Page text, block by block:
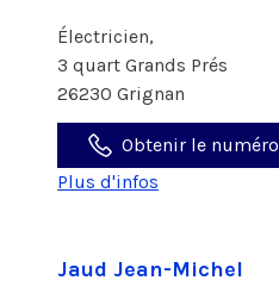
Électricien,
3 quart Grands Prés
26230 Grignan
Obtenir le numéro
Plus d'infos
Jaud Jean-Michel